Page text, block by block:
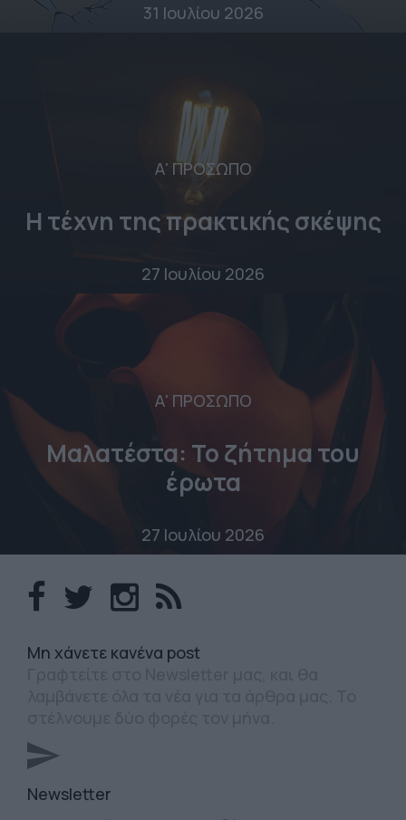
31 Ιουλίου 2026
Α' ΠΡΟΣΩΠΟ
Η τέχνη της πρακτικής σκέψης
27 Ιουλίου 2026
Α' ΠΡΟΣΩΠΟ
Μαλατέστα: Το ζήτημα του
έρωτα
27 Ιουλίου 2026
Mη χάνετε κανένα post
Newsletter